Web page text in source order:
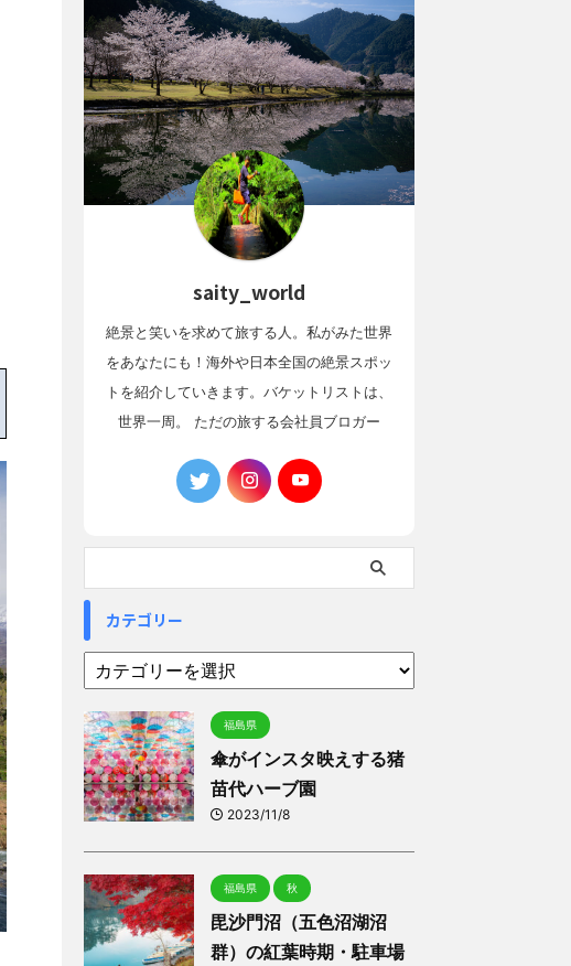
saity_world
絶景と笑いを求めて旅する人。私がみた世界
をあなたにも！海外や日本全国の絶景スポッ
トを紹介していきます。バケットリストは、
世界一周。 ただの旅する会社員ブロガー
カテゴリー
福島県
傘がインスタ映えする猪
苗代ハーブ園
2023/11/8
福島県 秋
毘沙門沼（五色沼湖沼
群）の紅葉時期・駐車場